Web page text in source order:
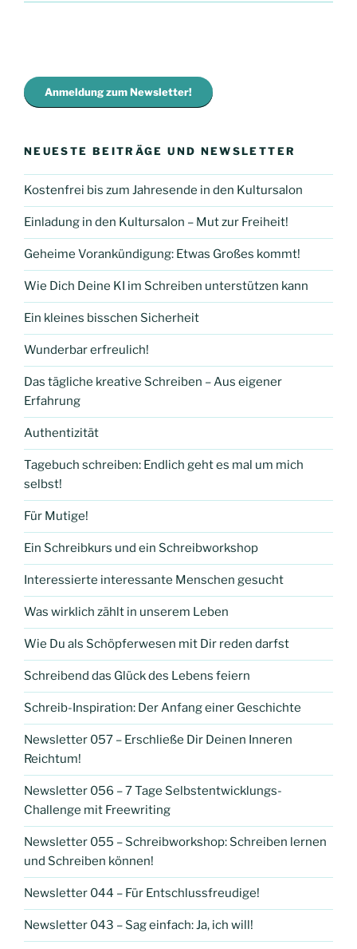
Anmeldung zum Newsletter!
NEUESTE BEITRÄGE UND NEWSLETTER
Kostenfrei bis zum Jahresende in den Kultursalon
Einladung in den Kultursalon – Mut zur Freiheit!
Geheime Vorankündigung: Etwas Großes kommt!
Wie Dich Deine KI im Schreiben unterstützen kann
Ein kleines bisschen Sicherheit
Wunderbar erfreulich!
Das tägliche kreative Schreiben – Aus eigener
Erfahrung
Authentizität
Tagebuch schreiben: Endlich geht es mal um mich
selbst!
Für Mutige!
Ein Schreibkurs und ein Schreibworkshop
Interessierte interessante Menschen gesucht
Was wirklich zählt in unserem Leben
Wie Du als Schöpferwesen mit Dir reden darfst
Schreibend das Glück des Lebens feiern
Schreib-Inspiration: Der Anfang einer Geschichte
Newsletter 057 – Erschließe Dir Deinen Inneren
Reichtum!
Newsletter 056 – 7 Tage Selbstentwicklungs-
Challenge mit Freewriting
Newsletter 055 – Schreibworkshop: Schreiben lernen
und Schreiben können!
Newsletter 044 – Für Entschlussfreudige!
Newsletter 043 – Sag einfach: Ja, ich will!